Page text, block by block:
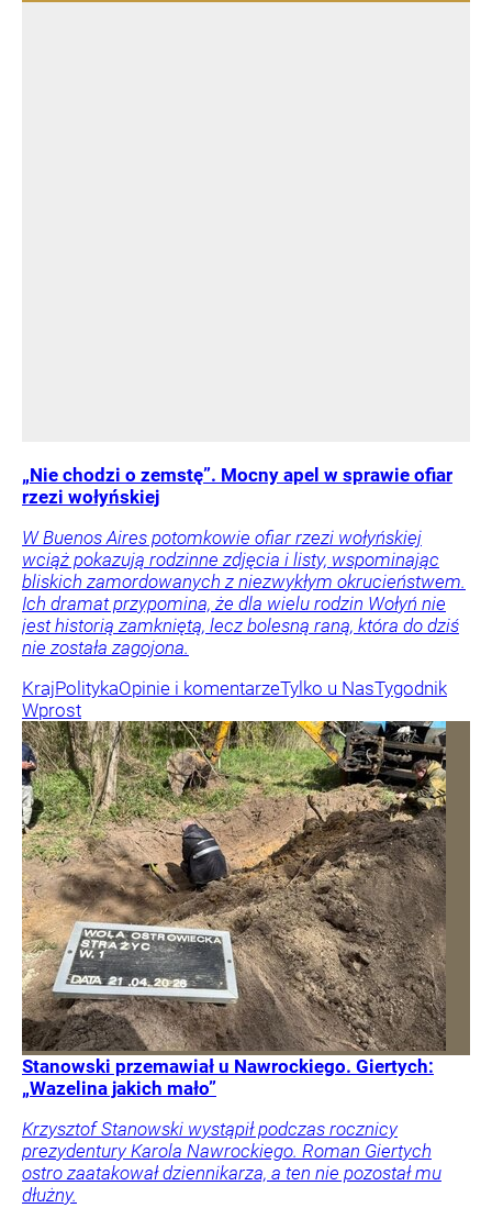
„Nie chodzi o zemstę”. Mocny apel w sprawie ofiar
rzezi wołyńskiej
W Buenos Aires potomkowie ofiar rzezi wołyńskiej
wciąż pokazują rodzinne zdjęcia i listy, wspominając
bliskich zamordowanych z niezwykłym okrucieństwem.
Ich dramat przypomina, że dla wielu rodzin Wołyń nie
jest historią zamkniętą, lecz bolesną raną, która do dziś
nie została zagojona.
KrajPolitykaOpinie i komentarzeTylko u NasTygodnik
Wprost
Stanowski przemawiał u Nawrockiego. Giertych:
„Wazelina jakich mało”
Krzysztof Stanowski wystąpił podczas rocznicy
prezydentury Karola Nawrockiego. Roman Giertych
ostro zaatakował dziennikarza, a ten nie pozostał mu
dłużny.